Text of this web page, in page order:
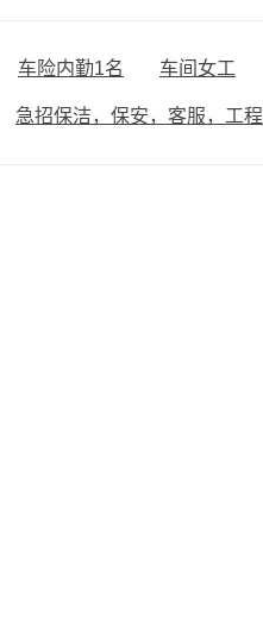
车险内勤1名 车间女工
急招保洁，保安，客服，工程